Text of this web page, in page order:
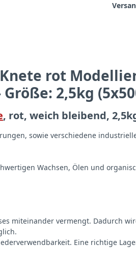
rot
2,5kg
, rot, weich bleibend,
sowie verschiedene
Wachsen, Ölen und
miteinander vermengt. Dadurch
Eine richtige